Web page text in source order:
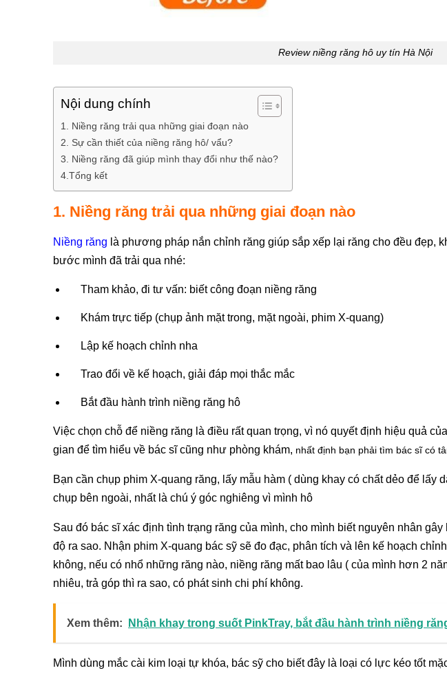
Review niềng răng hô uy tín Hà Nội
Nội dung chính
1. Niềng răng trải qua những giai đoạn nào
2. Sự cần thiết của niềng răng hô/ vẩu?
3. Niềng răng đã giúp mình thay đổi như thế nào?
4.Tổng kết
1. Niềng răng trải qua những giai đoạn nào
Niềng răng là phương pháp nắn chỉnh răng giúp sắp xếp lại răng cho đều đẹp,
bước mình đã trải qua nhé:
Tham khảo, đi tư vấn: biết công đoạn niềng răng
Khám trực tiếp (chụp ảnh mặt trong, mặt ngoài, phim X-quang)
Lập kế hoạch chỉnh nha
Trao đổi về kế hoạch, giải đáp mọi thắc mắc
Bắt đầu hành trình niềng răng hô
Việc chọn chỗ để niềng răng là điều rất quan trọng, vì nó quyết định hiệu quả
gian để tìm hiểu về bác sĩ cũng như phòng khám, nhất định bạn phải tìm bác sĩ có
Bạn cần chụp phim X-quang răng, lấy mẫu hàm ( dùng khay có chất dẻo để lấy
chụp bên ngoài, nhất là chú ý góc nghiêng vì mình hô
Sau đó bác sĩ xác định tình trạng răng của mình, cho mình biết nguyên nhân
độ ra sao. Nhận phim X-quang bác sỹ sẽ đo đạc, phân tích và lên kế hoạch
không, nếu có nhổ những răng nào, niềng răng mất bao lâu ( của mình hơn 2
nhiêu, trả góp thì ra sao, có phát sinh chi phí không.
Xem thêm: Nhận khay trong suốt PinkTray, bắt đầu hành trình niềng
Mình dùng mắc cài kim loại tự khóa, bác sỹ cho biết đây là loại có lực kéo tốt